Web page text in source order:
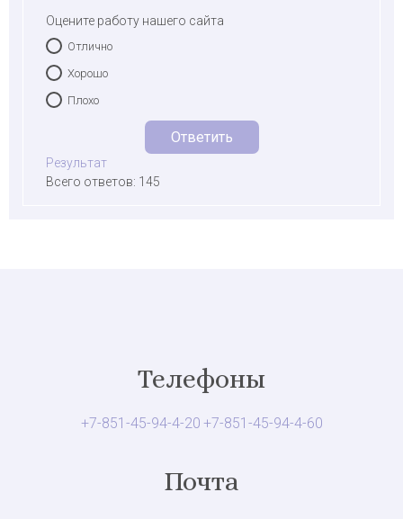
Оцените работу нашего сайта
Отлично
Хорошо
Плохо
Результат
Всего ответов: 145
Телефоны
+7-851-45-94-4-20 +7-851-45-94-4-60
Почта